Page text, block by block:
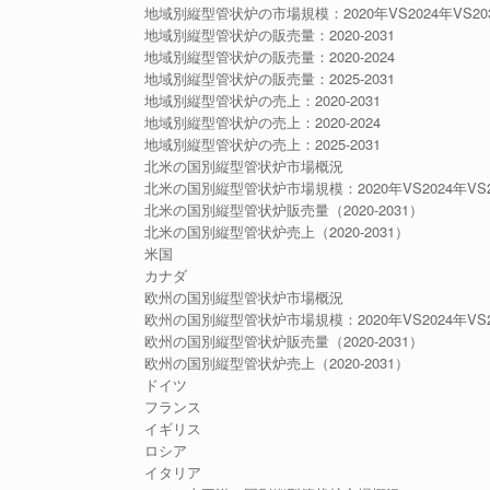
地域別縦型管状炉の市場規模：2020年VS2024年
地域別縦型管状炉の販売量：2020-2031
地域別縦型管状炉の販売量：2020-2024
地域別縦型管状炉の販売量：2025-2031
地域別縦型管状炉の売上：2020-2031
地域別縦型管状炉の売上：2020-2024
地域別縦型管状炉の売上：2025-2031
北米の国別縦型管状炉市場概況
北米の国別縦型管状炉市場規模：2020年VS2024年
北米の国別縦型管状炉販売量（2020-2031）
北米の国別縦型管状炉売上（2020-2031）
米国
カナダ
欧州の国別縦型管状炉市場概況
欧州の国別縦型管状炉市場規模：2020年VS2024年
欧州の国別縦型管状炉販売量（2020-2031）
欧州の国別縦型管状炉売上（2020-2031）
ドイツ
フランス
イギリス
ロシア
イタリア